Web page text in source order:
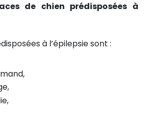
de chien prédisposées à
à l’épilepsie sont :